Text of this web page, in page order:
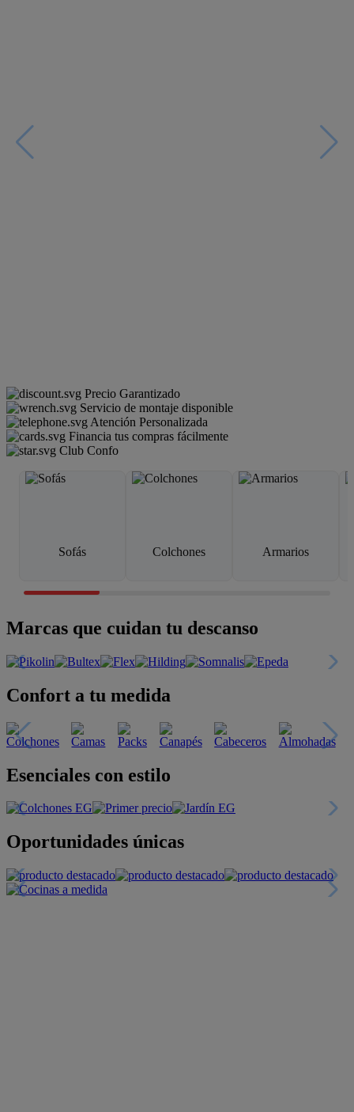
Precio Garantizado
Servicio de montaje disponible
Atención Personalizada
Financia tus compras fácilmente
Club Confo
Sofás Colchones Armarios
Marcas que cuidan tu descanso
Confort a tu medida
Esenciales con estilo
Oportunidades únicas